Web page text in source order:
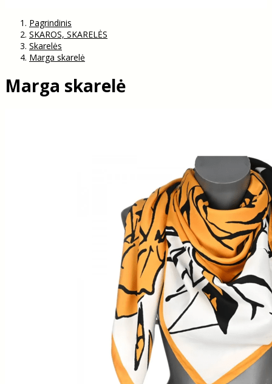
Pagrindinis
SKAROS, SKARELĖS
Skarelės
Marga skarelė
Marga skarelė